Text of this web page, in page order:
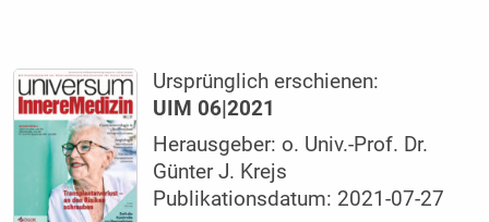
Ursprünglich erschienen:
UIM 06|2021
Herausgeber: o. Univ.-Prof. Dr.
Günter J. Krejs
Publikationsdatum: 2021-07-27